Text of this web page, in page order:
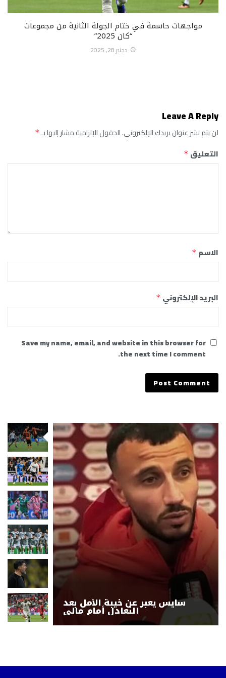
مواجهات حاسمة في ختام الجولة الثانية من مجموعات
“كان 2025”
دجنبر 28, 2025
Leave A Reply
لن يتم نشر عنوان بريدك الإلكتروني.الحقول الإلزامية مشار إليها بـ*
التعليق *
الاسم *
البريد الإلكتروني *
Save my name, email, and website in this browser for
the next time I comment.
سايس يعبر عن خيبة الأمل بعد
التعادل أمام مالي